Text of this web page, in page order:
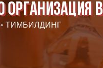
• ТИМБИЛДИНГ